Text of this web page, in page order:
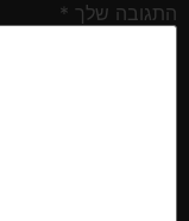
התגובה שלך *